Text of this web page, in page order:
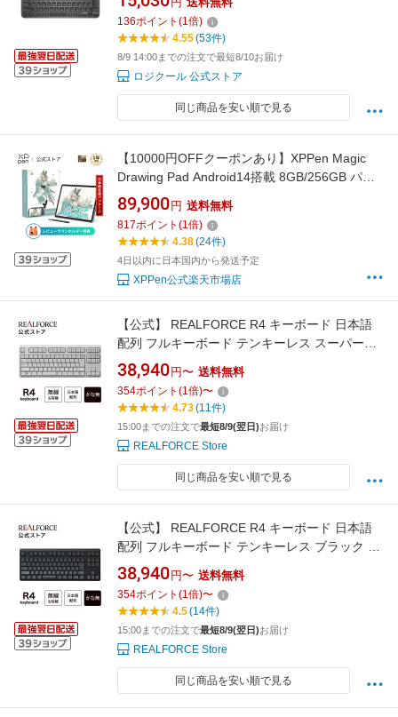
136ポイント (1倍)
4.55(53件)
8/9 14:00までの注文で最短8/10お届け
ロジクール 公式ストア
同じ商品を安い順で見る
【10000円OFFクーポンあり】XPPen Magic
Drawing Pad Android14搭載 8GB/256GB パソ
コン不要液タブ 12.2インチ 16384筆圧レベル
X3 Pro スリムペン搭載 液晶ペンタブレット
sRGB比109% 2K イラストコンテスト版
89,900 円 送料無料
817ポイント (1倍)
4.38(24件)
4日以内に日本国内から発送予定
XPPen公式楽天市場店
【公式】 REALFORCE R4 キーボード 日本語
配列 フルキーボード テンキーレス スーパーホ
ワイト Bluetooth USB 静音 昇華印刷 ワイヤレ
ス ハイブリッドモデル 無線 有線 東プレ リアル
フォース 静電容量無接点方式
38,940 円〜 送料無料
354ポイント (1倍)〜
4.73(11件)
15:00までの注文で最短8/9(翌日)お届け
REALFORCE Store
同じ商品を安い順で見る
【公式】 REALFORCE R4 キーボード 日本語
配列 フルキーボード テンキーレス ブラック ダ
ークグレー Bluetooth USB 静音 昇華印刷 ワイ
ヤレス ハイブリッドモデル 無線 有線 東プレ リ
アルフォース 静電容量無接点方式
38,940 円〜 送料無料
354ポイント (1倍)〜
4.5(14件)
15:00までの注文で最短8/9(翌日)お届け
REALFORCE Store
同じ商品を安い順で見る